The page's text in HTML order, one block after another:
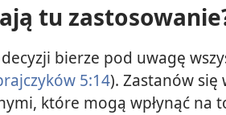
tu
bierze pod uwagę
5:14). Zastanów się
które mogą wpłynąć na